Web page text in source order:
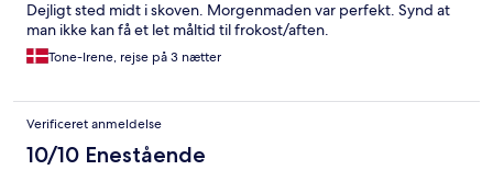
Dejligt sted midt i skoven. Morgenmaden var perfekt. Synd at
man ikke kan få et let måltid til frokost/aften.
Tone-Irene, rejse på 3 nætter
Verificeret anmeldelse
10/10 Enestående